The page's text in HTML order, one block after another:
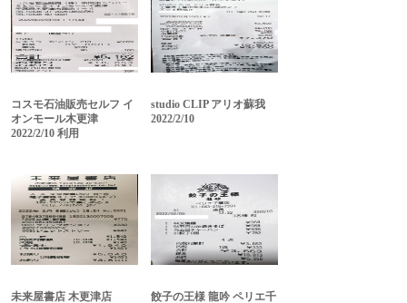
コスモ石油販売セルフ イ
オンモール木更津
2022/2/10 利用
studio CLIP アリオ蘇我
2022/2/10
未来屋書店 木更津店 餃子の王様 龍吟 ペリエ千